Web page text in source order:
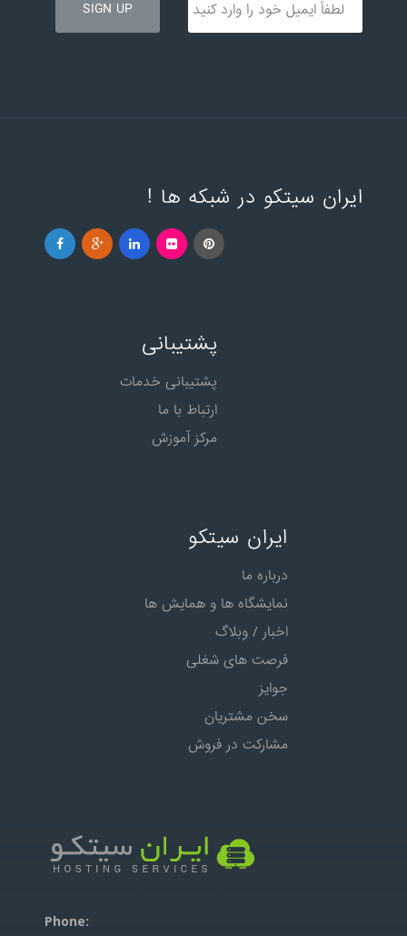
ایران سیتکو در شبکه ها !
پشتیبانی
پشتیبانی خدمات
ارتباط با ما
مرکز آموزش
ایران سیتکو
درباره ما
نمایشگاه ها و همایش ها
اخبار / وبلاگ
فرصت های شغلی
جوایز
سخن مشتریان
مشارکت در فروش
:Phone